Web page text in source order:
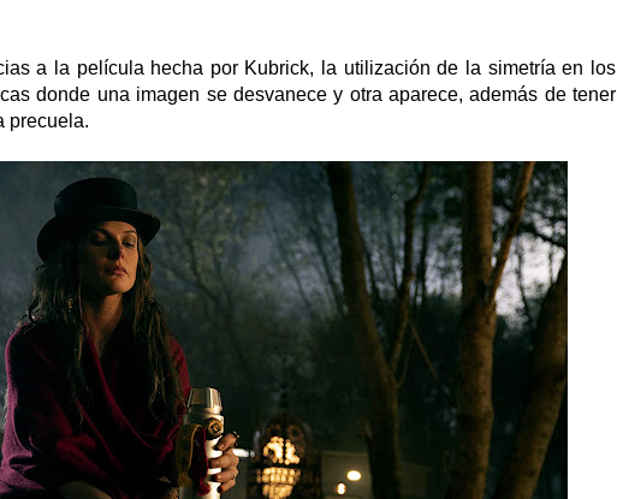
a la película hecha por Kubrick, la utilización de la simetría en los
donde una imagen se desvanece y otra aparece, además de tener
precuela.